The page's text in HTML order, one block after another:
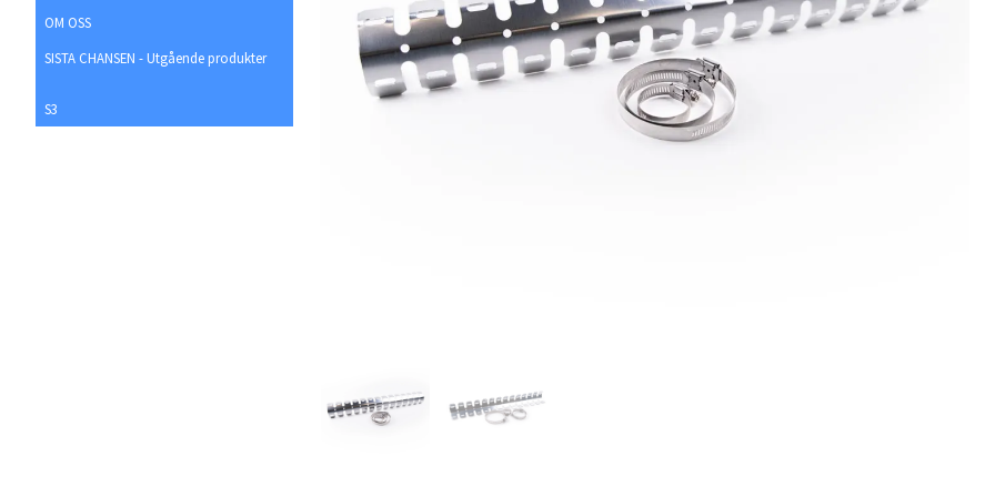
OM OSS
SISTA CHANSEN - Utgående produkter
S3